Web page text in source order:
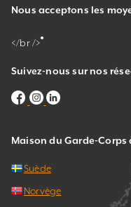
Nous acceptons les
</br />
Suivez-nous sur nos
Maison du Garde-
Suède
Norvège